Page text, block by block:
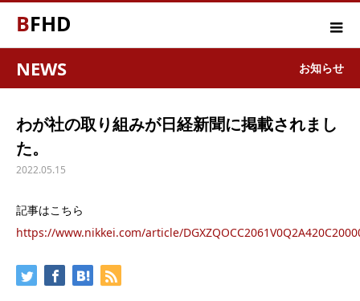
BFHD
NEWS お知らせ
わが社の取り組みが日経新聞に掲載されまし
た。
2022.05.15
記事はこちら
https://www.nikkei.com/article/